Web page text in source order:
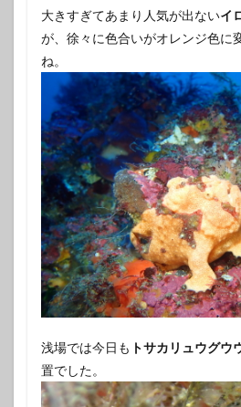
大きすぎてあまり人気が出ないイ
が、徐々に色合いがオレンジ色に
ね。
浅場では今日も トサカリュウグウ
置でした。